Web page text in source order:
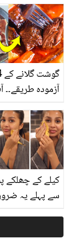
آزمودہ
بتائے راز
کیلے کے چھلکے
سے پہلے یہ
سستا اور